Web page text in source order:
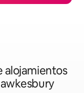
alojamientos